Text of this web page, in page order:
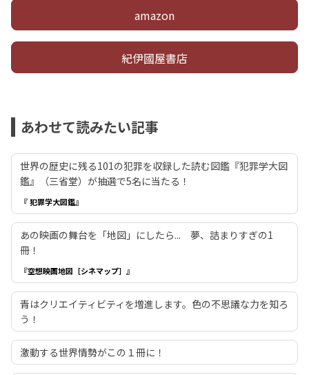
amazon
紀伊國屋書店
あわせて読みたい記事
世界の歴史に残る101の犯罪を収録した読む図鑑『犯罪学大図
鑑』（三省堂）が抽選で5名に当たる！
『 犯罪学大図鑑』
あの映画の舞台を「地図」にしたら... 夢、詰まりすぎの1
冊！
『空想映画地図［シネマップ］』
青はクリエイティビティを増進します。色の不思議な力を知ろ
う！
激動する世界情勢がこの１冊に！